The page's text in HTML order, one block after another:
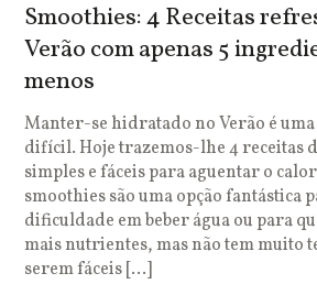
Smoothies: 4 Receitas
Verão com apenas 5
menos
Manter-se hidratado no Verão é
difícil. Hoje trazemos-lhe 4 receitas
simples e fáceis para aguentar o
smoothies são uma opção fantástica
dificuldade em beber água ou para
mais nutrientes, mas não tem muito
serem fáceis […]